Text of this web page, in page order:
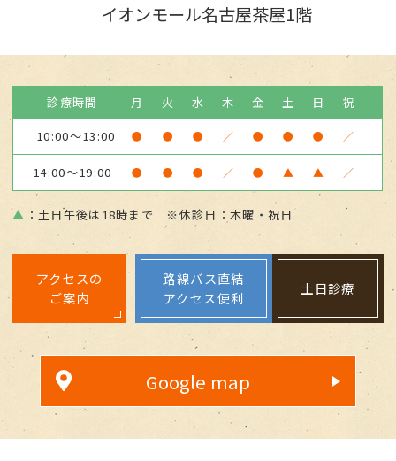
イオンモール名古屋茶屋1階
診療時間 月 火 水 木 金 土 日
祝
10:00～13:00
● ● ● ／ ● ● ● ／
14:00～19:00 ● ● ● ／ ● ▲ ▲ ／
▲ ：土日午後は18時まで ※休診日：木曜・祝日
アクセスの
ご案内
路線バス直結
アクセス便利
土日診療
Google map